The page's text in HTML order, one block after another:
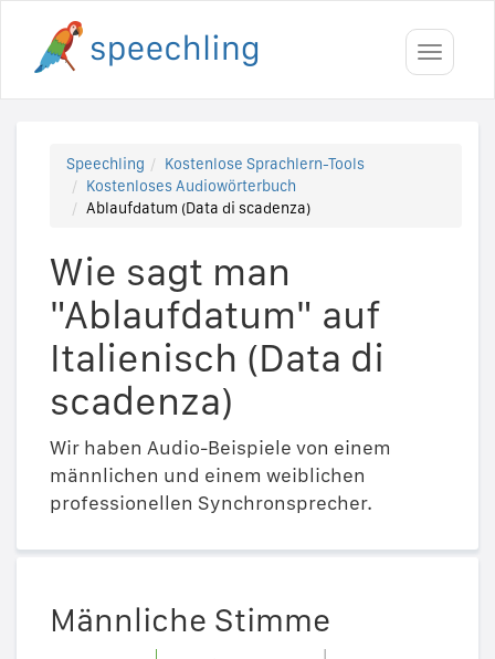
Toggle
Speechling
Kostenlose Sprachlern-Tools
Kostenloses Audiowörterbuch
Ablaufdatum (Data di scadenza)
Wie sagt man
"Ablaufdatum" auf
Italienisch (Data di
scadenza)
Wir haben Audio-Beispiele von einem
männlichen und einem weiblichen
professionellen Synchronsprecher.
Männliche Stimme